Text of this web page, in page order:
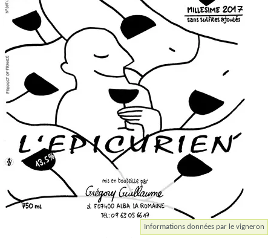
Informations données par le vigneron